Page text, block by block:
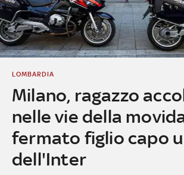
Milano, ragazzo
nelle vie della
fermato figlio capo
dell'Inter
LOMBARDIA